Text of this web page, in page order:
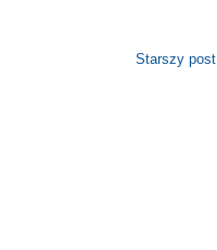
Starszy post